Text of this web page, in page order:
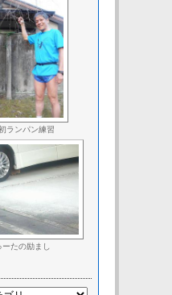
ランパン練習
たの励まし